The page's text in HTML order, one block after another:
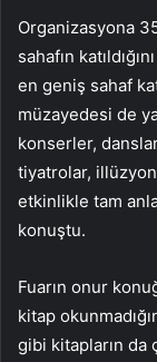
Organizasyona
sahafın
en geniş sahaf
müzayedesi de
konserler,
tiyatrolar,
etkinlikle tam
konuştu.
Fuarın onur
kitap
gibi kitapların da